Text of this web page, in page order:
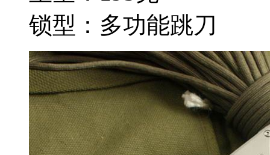
锁型：多功能跳刀